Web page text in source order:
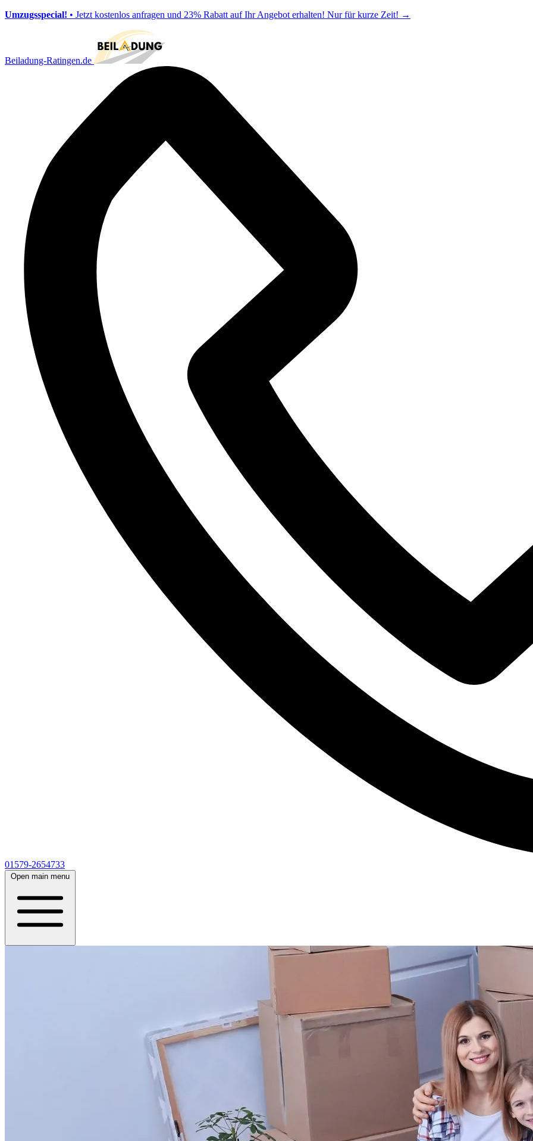
Umzugsspecial! • Jetzt kostenlos anfragen und 23% Rabatt auf Ihr Angebot erhalten! Nur für kurze Zeit! →
Beiladung-Ratingen.de
01579-2654733
Open main menu